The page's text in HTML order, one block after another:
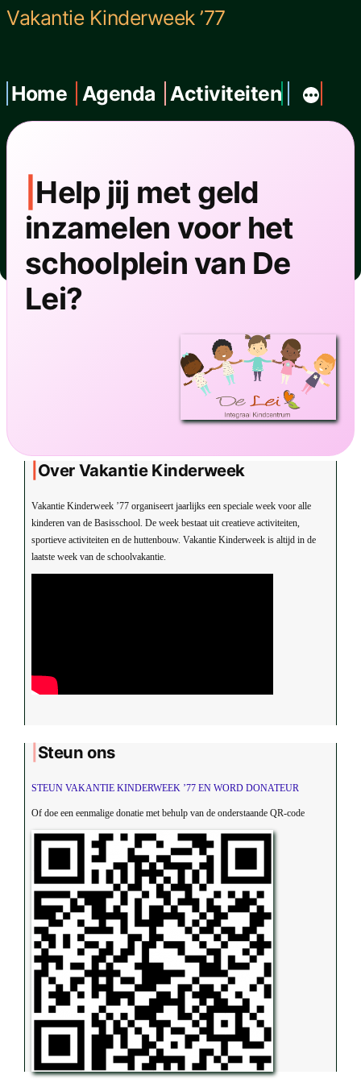
Ga
de
inhoud
Vakantie Kinderweek ’77
Home Agenda Activiteiten
Help jij met geld
inzamelen voor het
schoolplein van De
Lei?
Over Vakantie Kinderweek
Vakantie Kinderweek ’77 organiseert jaarlijks een speciale week voor alle
kinderen van de Basisschool. De week bestaat uit creatieve activiteiten,
sportieve activiteiten en de huttenbouw. Vakantie Kinderweek is altijd in de
laatste week van de schoolvakantie.
Steun ons
STEUN VAKANTIE KINDERWEEK ’77 EN WORD DONATEUR
Of doe een eenmalige donatie met behulp van de onderstaande QR-code